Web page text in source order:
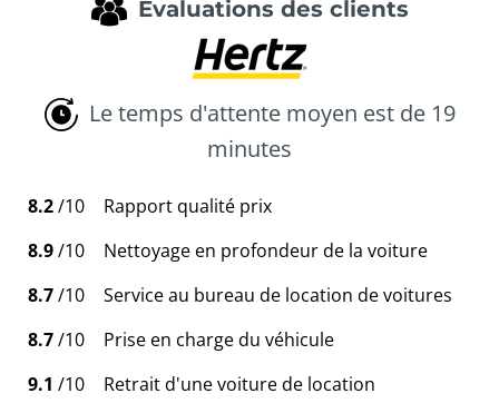
Évaluations des clients
Le temps d'attente moyen est de 19
minutes
8.2/10
Rapport qualité prix
8.9/10
Nettoyage en profondeur de la voiture
8.7/10
Service au bureau de location de voitures
8.7/10
Prise en charge du véhicule
9.1 /10 Retrait d'une voiture de location